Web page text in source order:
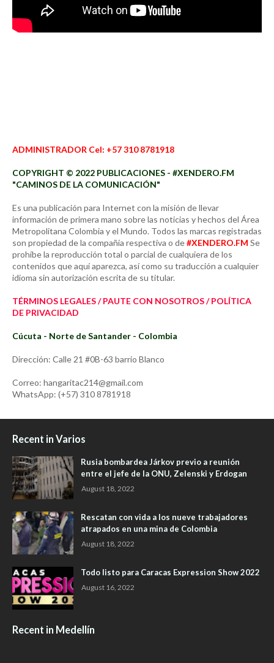
ADMINISTRADOR Cel: +57 310 8781918
COPYRIGHT © 2022 PUBLICACIONES - #XENDERO.FM
"CAMINOS DE LA COMUNICACIÓN"
Es una publicación para Internet con la misión de llevar
información de primera mano sobre las noticias y hechos del Área
Metropolitana Colombia y el Mundo. Todos las marcas registradas
son propiedad de la compañía respectiva o de#XENDERO.FM Se
prohíbe la reproducción total o parcial de cualquiera de los
contenidos que aquí aparezca, así como su traducción a cualquier
idioma sin autorización escrita de su titular.
TÉRMINOS LEGALES / PAUTE CON NOSOTROS / POLÍTICA
DE PRIVACIDAD
Cúcuta - Norte de Santander - Colombia
Dirección: Calle 21 #0B-63 barrio Blanco
Correo: hangaritac214@gmail.com
WhatsApp: (+57) 310 8781918
Recent in Varios
Rusia bombardea Járkov previo a reunión
entre el jefe de la ONU, Zelenski y Erdogan
August 18, 2022
Rescatan con vida a los nueve trabajadores
atrapados en una mina de Colombia
August 18, 2022
Todo listo para Caracas Expression Show 2022
August 16, 2022
Recent in Medellín